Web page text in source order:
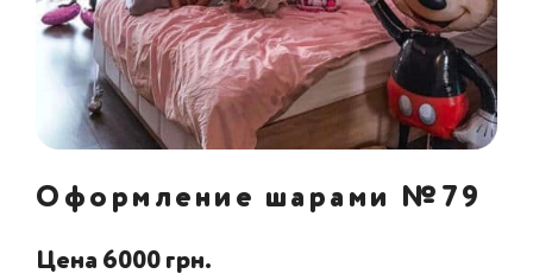
Оформление шарами №79
Цена 6000 грн.